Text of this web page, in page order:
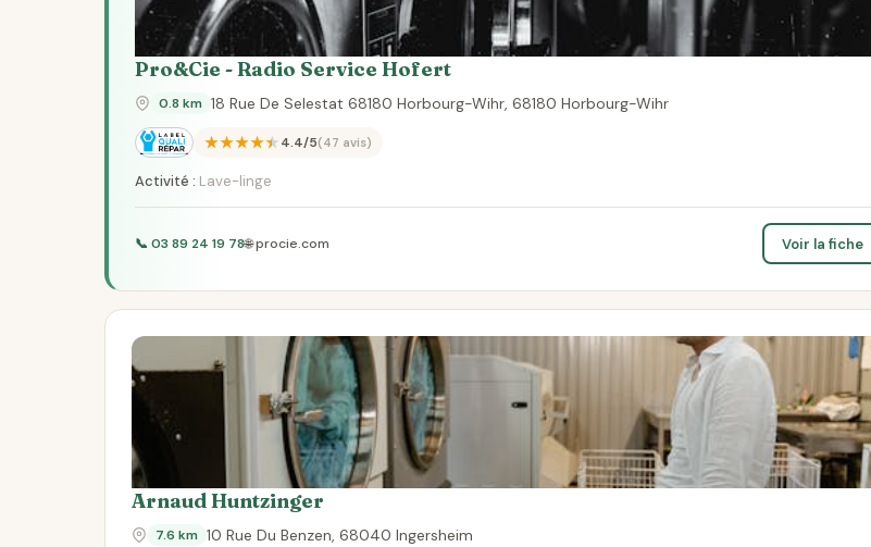
Pro&Cie - Radio Service Hofert
0.8 km 18 Rue De Selestat 68180 Horbourg-Wihr, 68180 Horbourg-Wihr
★★★★★4.4/5(47 avis)
Activité : Lave-linge
📞 03 89 24 19 78🌐 procie.com Voir la fiche
Arnaud Huntzinger
7.6 km 10 Rue Du Benzen, 68040 Ingersheim